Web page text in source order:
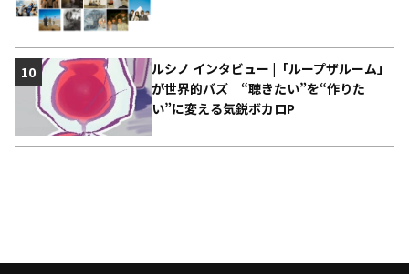
ルシノ インタビュー |「ループザルーム」
が世界的バズ “聴きたい”を“作りた
い”に変える気鋭ボカロP
10